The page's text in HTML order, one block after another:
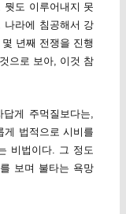
도 이루어내지 못
나라에 침공해서 강
년째 전쟁을 진행
으로 보아, 이것 참
게 주먹질보다는,
게 법적으로 시비를
비법이다. 그 정도
보며 불타는 욕망